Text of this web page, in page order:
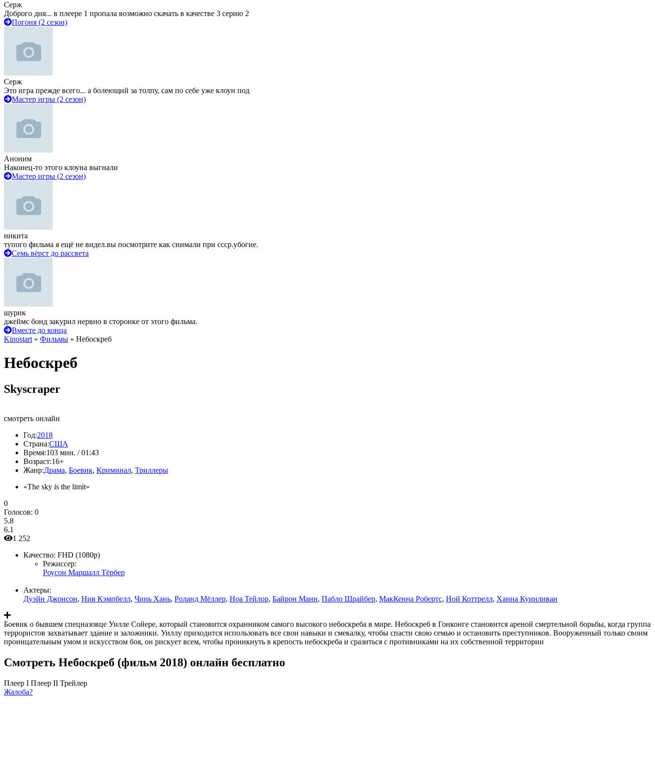
Серж
Доброго дня... в плеере 1 пропала возможно скачать в качестве 3 серию 2
Погоня (2 сезон)
Серж
Это игра прежде всего... а болеющий за толпу, сам по себе уже клоун под
Мастер игры (2 сезон)
Аноним
Наконец-то этого клоуна выгнали
Мастер игры (2 сезон)
никита
тупого фильма я ещё не видел.вы посмотрите как снимали при ссср.убогие.
Семь вёрст до рассвета
шурик
джеймс бонд закурил нервно в сторонке от этого фильма.
Вместе до конца
Kinostart » Фильмы » Небоскреб
Небоскреб
Skyscraper
смотреть онлайн
Год:2018
Страна:США
Время:103 мин. / 01:43
Возраст:16+
Жанр:Драма, Боевик, Криминал, Триллеры
«The sky is the limit»
0
Голосов: 0
5.8
6.1
1 252
Качество: FHD (1080p)
Режиссер:
Роусон Маршалл Тёрбер
Актеры:
Дуэйн Джонсон, Нив Кэмпбелл, Чинь Хань, Роланд Мёллер, Ноа Тейлор, Байрон Манн, Пабло Шрайбер, МакКенна Робертс, Ной Коттрелл, Ханна Куинливан
Боевик о бывшем спецназовце Уилле Сойере, который становится охранником самого высокого небоскреба в мире. Небоскреб в Гонконге становится ареной смертельной борьбы, когда группа
террористов захватывает здание и заложники. Уиллу приходится использовать все свои навыки и смекалку, чтобы спасти свою семью и остановить преступников. Вооруженный только своим
проницательным умом и искусством боя, он рискует всем, чтобы проникнуть в крепость небоскреба и сразиться с противниками на их собственной территории
Смотреть Небоскреб (фильм 2018) онлайн бесплатно
Плеер I Плеер II Трейлер
Жалоба?